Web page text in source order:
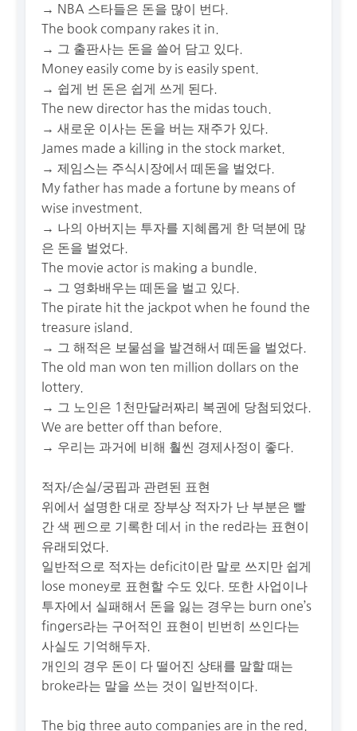
→ NBA 스타들은 돈을 많이 번다.
The book company rakes it in.
→ 그 출판사는 돈을 쓸어 담고 있다.
Money easily come by is easily spent.
→ 쉽게 번 돈은 쉽게 쓰게 된다.
The new director has the midas touch.
→ 새로운 이사는 돈을 버는 재주가 있다.
James made a killing in the stock market.
→ 제임스는 주식시장에서 떼돈을 벌었다.
My father has made a fortune by means of
wise investment.
→ 나의 아버지는 투자를 지혜롭게 한 덕분에 많
은 돈을 벌었다.
The movie actor is making a bundle.
→ 그 영화배우는 떼돈을 벌고 있다.
The pirate hit the jackpot when he found the
treasure island.
→ 그 해적은 보물섬을 발견해서 떼돈을 벌었다.
The old man won ten million dollars on the
lottery.
→ 그 노인은 1천만달러짜리 복권에 당첨되었다.
We are better off than before.
→ 우리는 과거에 비해 훨씬 경제사정이 좋다.
적자/손실/궁핍과 관련된 표현
위에서 설명한 대로 장부상 적자가 난 부분은 빨
간 색 펜으로 기록한 데서 in the red라는 표현이
유래되었다.
일반적으로 적자는 deficit이란 말로 쓰지만 쉽게
lose money로 표현할 수도 있다. 또한 사업이나
투자에서 실패해서 돈을 잃는 경우는 burn one’s
fingers라는 구어적인 표현이 빈번히 쓰인다는
사실도 기억해두자.
개인의 경우 돈이 다 떨어진 상태를 말할 때는
broke라는 말을 쓰는 것이 일반적이다.
The big three auto companies are in the red.